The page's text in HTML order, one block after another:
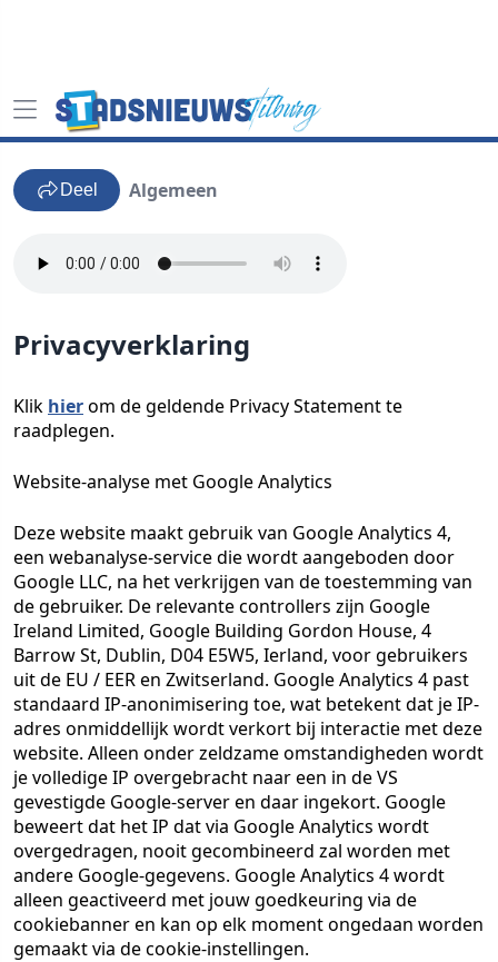
Deel Algemeen
Privacyverklaring
Klik hierom de geldende Privacy Statement te
raadplegen.
Website-analyse met Google Analytics
Deze website maakt gebruik van Google Analytics 4,
een webanalyse-service die wordt aangeboden door
Google LLC, na het verkrijgen van de toestemming van
de gebruiker. De relevante controllers zijn Google
Ireland Limited, Google Building Gordon House, 4
Barrow St, Dublin, D04 E5W5, Ierland, voor gebruikers
uit de EU / EER en Zwitserland. Google Analytics 4 past
standaard IP-anonimisering toe, wat betekent dat je IP-
adres onmiddellijk wordt verkort bij interactie met deze
website. Alleen onder zeldzame omstandigheden wordt
je volledige IP overgebracht naar een in de VS
gevestigde Google-server en daar ingekort. Google
beweert dat het IP dat via Google Analytics wordt
overgedragen, nooit gecombineerd zal worden met
andere Google-gegevens. Google Analytics 4 wordt
alleen geactiveerd met jouw goedkeuring via de
cookiebanner en kan op elk moment ongedaan worden
gemaakt via de cookie-instellingen.